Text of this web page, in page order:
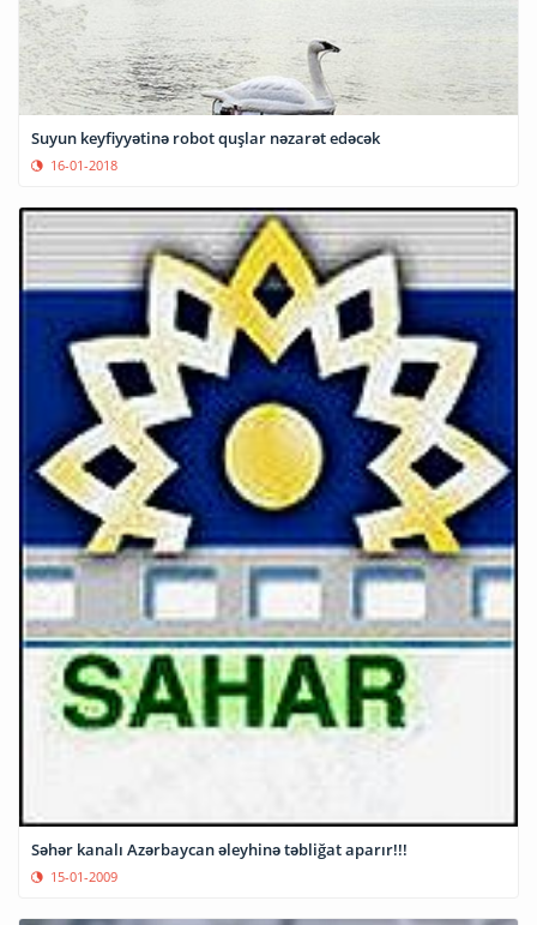
Suyun keyfiyyətinə robot quşlar nəzarət edəcək
16-01-2018
Səhər kanalı Azərbaycan əleyhinə təbliğat aparır!!!
15-01-2009